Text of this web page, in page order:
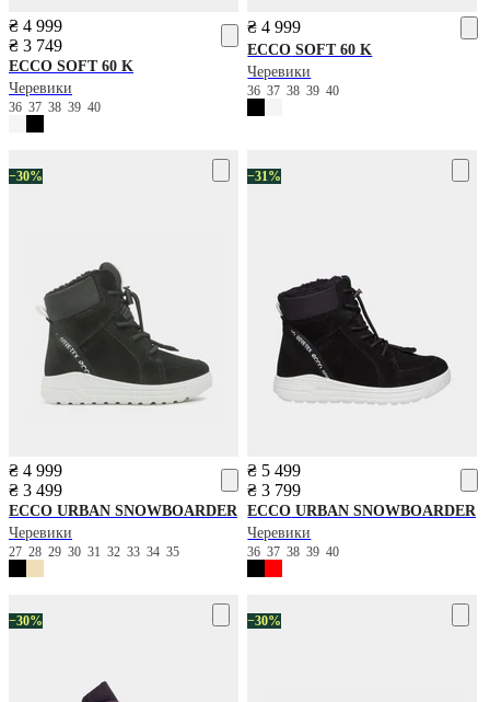
₴ 4 999
₴ 3 749
ECCO SOFT 60 K
Черевики
36 37 38 39 40
₴ 4 999
ECCO SOFT 60 K
Черевики
3637383940
−30%
₴ 4 999
₴ 3 499
ECCO URBAN SNOWBOARDER
Черевики
27 28 29 30 31 32 33 34 35
−31%
₴ 5 499
₴ 3 799
ECCO URBAN SNOWBOARDER
Черевики
3637383940
−30% −30%